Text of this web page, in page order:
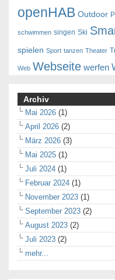
openHAB Outdoor
schwimmen singen Ski
spielen Sport tanzen Theater
Web Webseite werfen
Archiv
Mai 2026 (1)
April 2026 (2)
März 2026 (3)
Mai 2025 (1)
Juli 2024 (1)
Februar 2024 (1)
November 2023 (1)
September 2023 (2)
August 2023 (2)
Juli 2023 (2)
mehr...